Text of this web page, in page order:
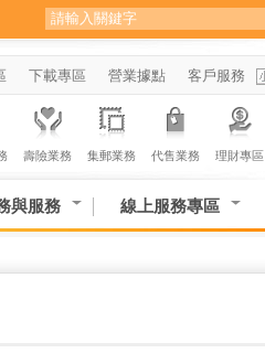
下載專區 營業據點 客戶服務
壽險業務 集郵業務 代售業務 理財專區
與服務 線上服務專區